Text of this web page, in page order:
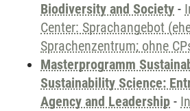
Biodiversity and Society -
Center: Sprachangebot
Sprachenzentrum; ohne
Masterprogramm
Sustainability Science:
Agency and Leadership -